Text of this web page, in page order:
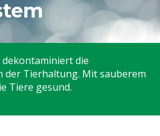
die
der Tierhaltung. Mit sauberem
Tiere gesund.